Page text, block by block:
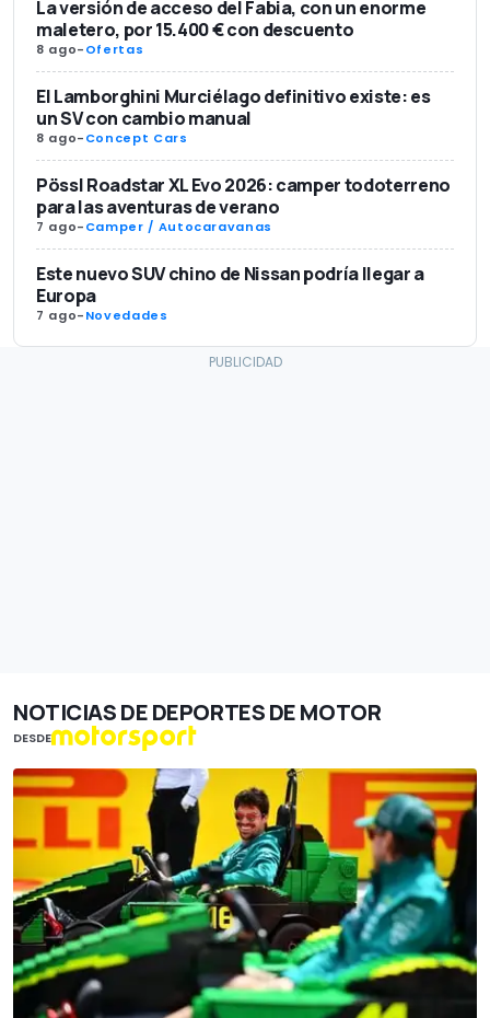
La versión de acceso del Fabia, con un enorme
maletero, por 15.400 € con descuento
8 ago-Ofertas
El Lamborghini Murciélago definitivo existe: es
un SV con cambio manual
8 ago-Concept Cars
Pössl Roadstar XL Evo 2026: camper todoterreno
para las aventuras de verano
7 ago-Camper / Autocaravanas
Este nuevo SUV chino de Nissan podría llegar a
Europa
7 ago-Novedades
NOTICIAS DE DEPORTES DE MOTOR
DESDE